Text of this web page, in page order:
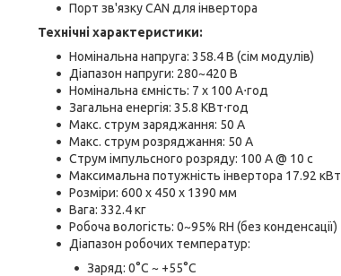
Порт зв'язку CAN для інвертора
Технічні характеристики:
Номінальна напруга: 358.4 В (сім модулів)
Діапазон напруги: 280~420 В
Номінальна ємність: 7 x 100 А⋅год
Загальна енергія: 35.8 КВт⋅год
Макс. струм заряджання: 50 А
Макс. струм розряджання: 50 А
Струм імпульсного розряду: 100 A @ 10 с
Максимальна потужність інвертора 17.92 кВт
Розміри: 600 х 450 х 1390 мм
Вага: 332.4 кг
Робоча вологість: 0~95% RH (без конденсації)
Діапазон робочих температур:
Заряд: 0°C ~ +55°C